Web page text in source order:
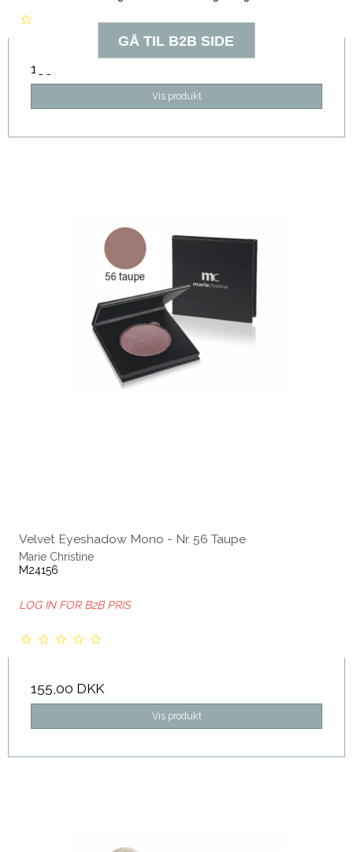
155,00 DKK
Vis produkt
Velvet Eyeshadow Mono - Nr. 56 Taupe
Marie Christine
M24156
LOG IN FOR B2B PRIS
155,00 DKK
Vis produkt